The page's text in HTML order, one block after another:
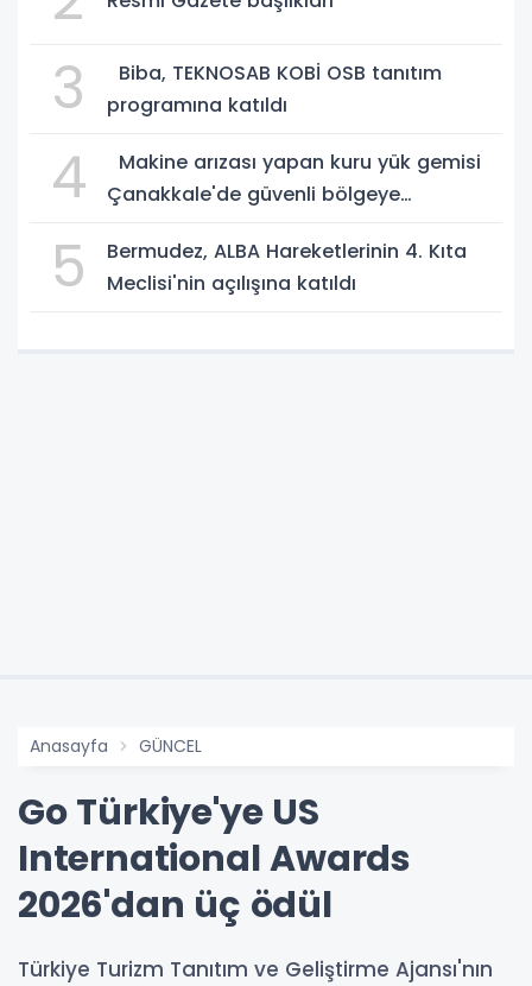
3
Biba, TEKNOSAB KOBİ OSB tanıtım
programına katıldı
4
Makine arızası yapan kuru yük gemisi
Çanakkale'de güvenli bölgeye
5
Bermudez, ALBA Hareketlerinin 4. Kıta
Meclisi'nin açılışına katıldı
Anasayfa GÜNCEL
Go Türkiye'ye US
International Awards
2026'dan üç ödül
Türkiye Turizm Tanıtım ve Geliştirme Ajansı'nın